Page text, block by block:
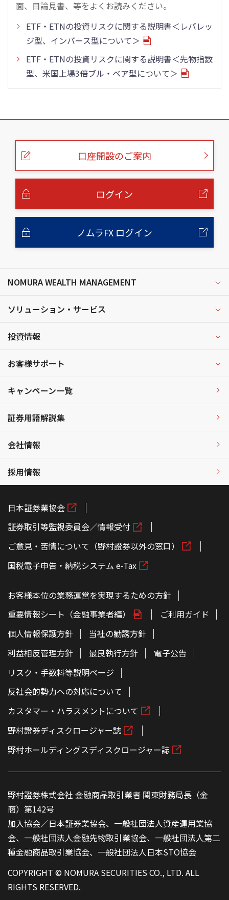
面、目論見書、等をよくお読みください。
ETF・ETNの投資リスクに関する説明書＜レバレッ
ジ型、インバース型について＞
ETF・ETNの投資リスクに関する説明書＜先物指数
型、米国上場3倍ブル・ベア型について＞
こ
口座開設のご案内
ログイン
ノムラFX ログイン
NOMURA WEALTH MANAGEMENT
ソリューション・サービス
投資情報
お客様サポート
キャンペーン一覧
証券用語解説集
会社情報
採用情報
日本証券業協会
証券取引等監視委員会／情報受付
ご意見・苦情について（野村證券以外の窓口）
国税電子申告・納税システム e-Tax
お客様本位の業務運営を実現するための方針
重要情報シート（金融事業者編）
ご利用ガイド
個人情報保護方針
当社の勧誘方針
利益相反管理方針
最良執行方針
電子公告
リスク・手数料等説明ページ
反社会的勢力への対応について
カスタマー・ハラスメントについて
野村證券ディスクロージャー誌
野村ホールディングスディスクロージャー誌
野村證券株式会社 金融商品取引業者 関東財務局長（金
商）第142号
加入協会／日本証券業協会、一般社団法人資産運用業協
会、一般社団法人金融先物取引業協会、一般社団法人第二
種金融商品取引業協会、一般社団法人日本STO協会
COPYRIGHT © NOMURA SECURITIES CO., LTD. ALL
RIGHTS RESERVED.